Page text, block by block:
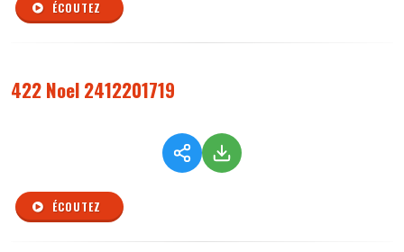
ÉCOUTEZ
422 Noel 2412201719
ÉCOUTEZ